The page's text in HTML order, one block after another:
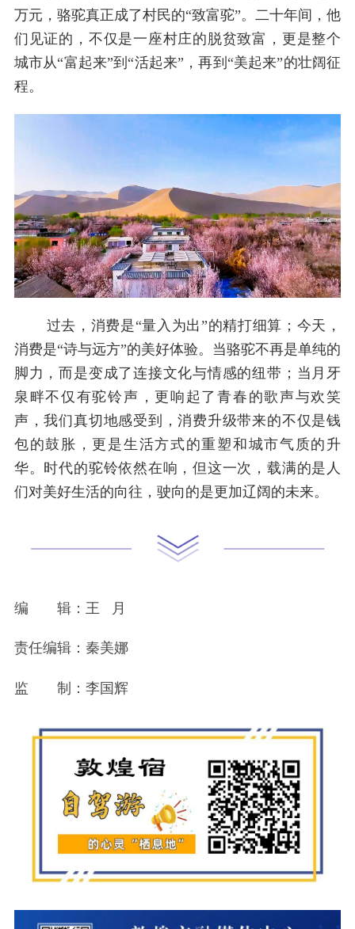
万元，骆驼真正成了村民的“致富驼”。二十年间，他
们见证的，不仅是一座村庄的脱贫致富，更是整个
城市从“富起来”到“活起来”，再到“美起来”的壮阔征
程。
过去，消费是“量入为出”的精打细算；今天，
消费是“诗与远方”的美好体验。当骆驼不再是单纯的
脚力，而是变成了连接文化与情感的纽带；当月牙
泉畔不仅有驼铃声，更响起了青春的歌声与欢笑
声，我们真切地感受到，消费升级带来的不仅是钱
包的鼓胀，更是生活方式的重塑和城市气质的升
华。时代的驼铃依然在响，但这一次，载满的是人
们对美好生活的向往，驶向的是更加辽阔的未来。
编 辑：王 月
责任编辑：秦美娜
监 制：李国辉